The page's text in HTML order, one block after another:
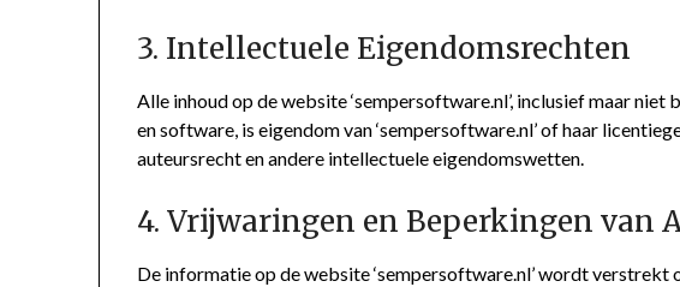
3. Intellectuele Eigendomsrechten
Alle inhoud op de website ‘sempersoftware.nl’, inclusief maar
en software, is eigendom van ‘sempersoftware.nl’ of haar
auteursrecht en andere intellectuele eigendomswetten.
4. Vrijwaringen en Beperkingen van
De informatie op de website ‘sempersoftware.nl’ wordt verstrekt